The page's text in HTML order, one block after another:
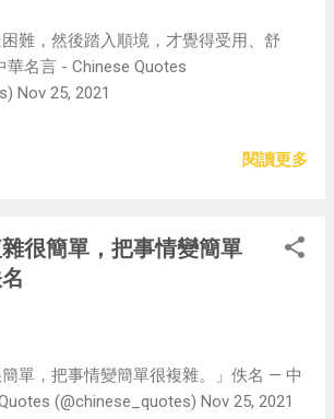
困難，然後踏入順境，才覺得受用、舒
名言 - Chinese Quotes
Nov 25, 2021
閱讀更多
雜很簡單，把事情變簡單
簡單，把事情變簡單很複雜。」佚名 — 中
(@chinese_quotes) Nov 25, 2021